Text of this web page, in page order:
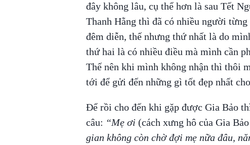
đây không lâu, cụ thể hơn là sau Tết
Thanh Hằng thì đã có nhiều người
đêm diễn, thế nhưng thứ nhất là do
thứ hai là có nhiều điều mà mình cần
Thế nên khi mình không nhận thì thôi
tới để gửi đến những gì tốt đẹp nhất
Để rồi cho đến khi gặp được Gia Bảo
câu: “Mẹ ơi (cách xưng hô của Gia
gian không còn chờ đợi mẹ nữa đâu,